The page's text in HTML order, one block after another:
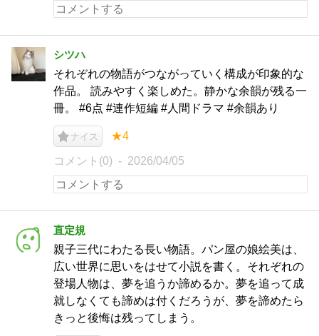
シツハ
それぞれの物語がつながっていく構成が印象的な
作品。 読みやすく楽しめた。静かな余韻が残る一
冊。 #6点 #連作短編 #人間ドラマ #余韻あり
ナイス ★4
コメント(0) 2026/04/05
直定規
親子三代にわたる長い物語。パン屋の娘絵美は、
広い世界に思いをはせて小説を書く。それぞれの
登場人物は、夢を追うか諦めるか。夢を追って成
就しなくても諦めは付くだろうが、夢を諦めたら
きっと後悔は残ってしまう。